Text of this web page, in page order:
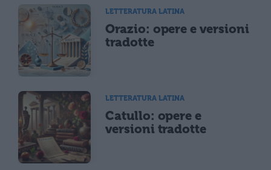
LETTERATURA LATINA
Orazio: opere e versioni
tradotte
LETTERATURA LATINA
Catullo: opere e
versioni tradotte